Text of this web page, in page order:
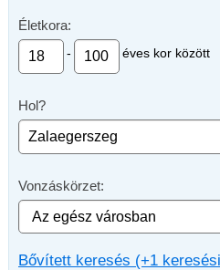
Életkora:
- éves kor között
Hol?
Vonzáskörzet:
Bővített keresés (+1